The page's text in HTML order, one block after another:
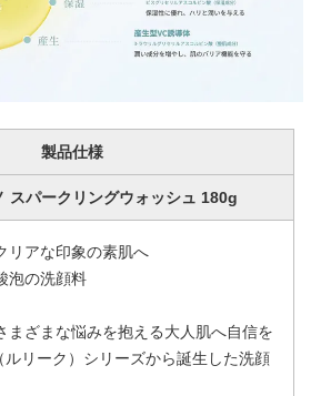
製品仕様
スパークリングウォッシュ 180g
リアな印象の素肌へ
泡の洗顔料
まざまな悩みを抱える大人肌へ自信を
ルリーク）シリーズから誕生した洗顔